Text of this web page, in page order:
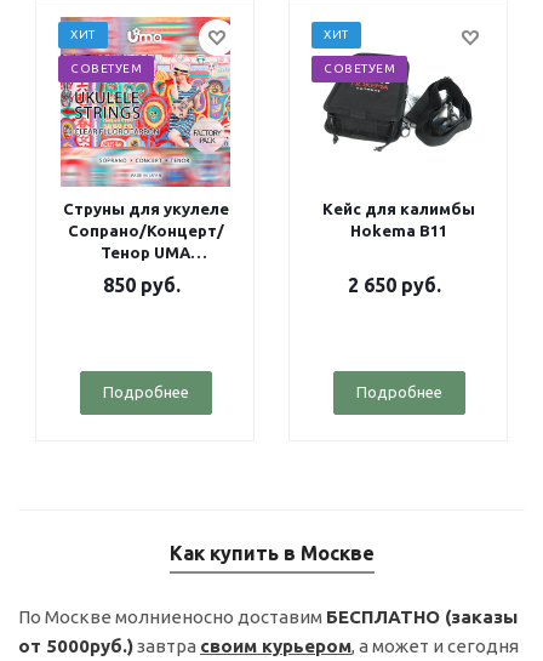
ХИТ
СОВЕТУЕМ
Струны для укулеле
Сопрано/Концерт/
Тенор UMA
Fluorocarbon Factory
pack
850руб.
Подробнее
ХИТ
СОВЕТУЕМ
Кейс для калимбы
Hokema B11
2 650 руб.
Подробнее
Как купить в Москве
По Москве молниеносно доставим БЕСПЛАТНО (заказы
от 5000руб.)завтра своим курьером, а может и сегодня